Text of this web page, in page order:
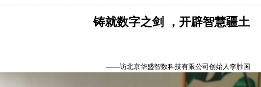
铸就数字之剑 ，开辟智慧疆土
——访北京华盛智数科技有限公司创始人李胜国